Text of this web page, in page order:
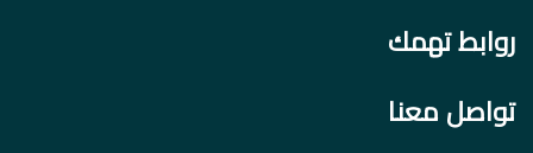
روابط تهمك
تواصل معنا